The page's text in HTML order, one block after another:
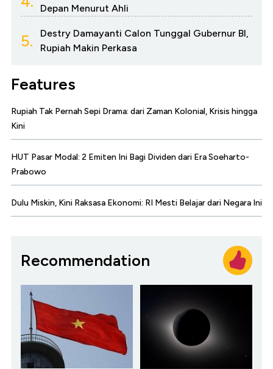
Depan Menurut Ahli
5.
Destry Damayanti Calon Tunggal Gubernur BI,
Rupiah Makin Perkasa
Features
Rupiah Tak Pernah Sepi Drama: dari Zaman Kolonial, Krisis hingga
Kini
HUT Pasar Modal: 2 Emiten Ini Bagi Dividen dari Era Soeharto-
Prabowo
Dulu Miskin, Kini Raksasa Ekonomi: RI Mesti Belajar dari Negara Ini
Recommendation